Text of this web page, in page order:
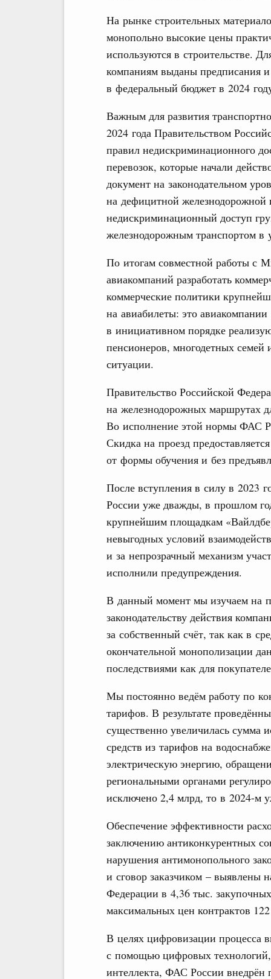
На рынке строительных
монопольно высокие цены
используются в строительстве.
компаниям выданы предписания
в федеральный бюджет в 2024
Важным для развития
2024 года Правительством
правил недискриминационного
перевозок, которые начали
документ на законодательном
на дефицитной железнодорожной
недискриминационный доступ
железнодорожным транспортом в
По итогам совместной работы с
авиакомпаний разработать
коммерческие политики
на авиабилеты: это
в инициативном порядке
пенсионеров, многодетных
ситуации.
Правительство Российской
на железнодорожных маршрутах
Во исполнение этой нормы ФАС
Скидка на проезд
от формы обучения и без
После вступления в силу в 2023
России уже дважды, в прошлом
крупнейшим площадкам
невыгодных условий
и за непрозрачный механизм
исполнили предупреждения.
В данный момент мы изучаем на
законодательству действия
за собственный счёт, так как в
окончательной монополизации
последствиями как для
Мы постоянно ведём работу по
тарифов. В результате
существенно увеличилась сумма
средств из тарифов на
электрическую энергию,
региональными органами
исключено 2,4 млрд, то в 2024-м
Обеспечение эффективности
заключению антиконкурентных
нарушения антимонопольного
и сговор заказчиком – выявлены
Федерации в 4,36 тыс.
максимальных цен контрактов
В целях цифровизации процесса
с помощью цифровых технологий,
интеллекта, ФАС России внедрён